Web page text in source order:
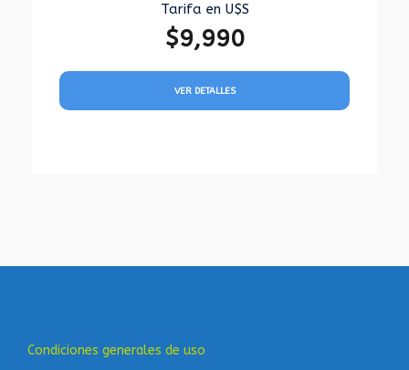
Tarifa en U$S
$9,990
VER DETALLES
Condiciones generales de uso